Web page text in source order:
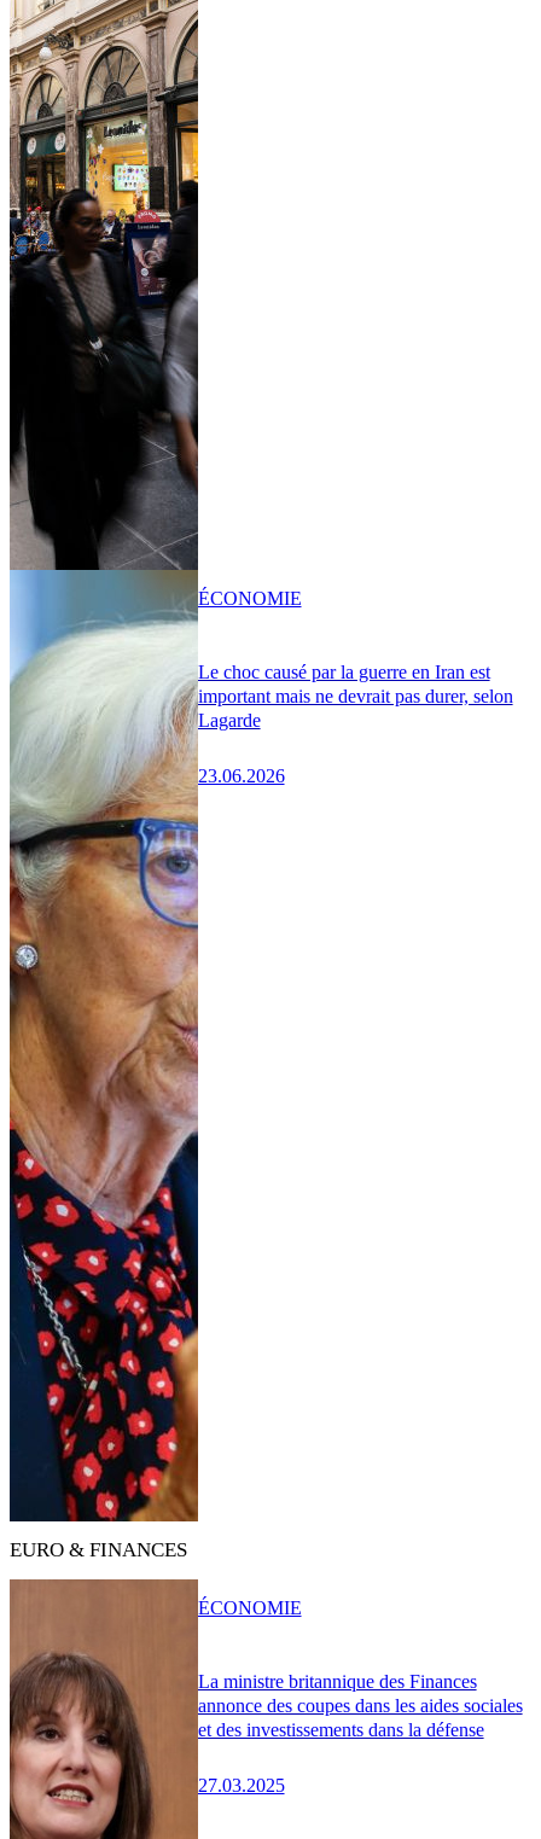
Le choc causé par la guerre en Iran est
important mais ne devrait pas durer, selon
Lagarde
23.06.2026
ÉCONOMIE
EURO & FINANCES
La ministre britannique des Finances
annonce des coupes dans les aides sociales
et des investissements dans la défense
27.03.2025
ÉCONOMIE